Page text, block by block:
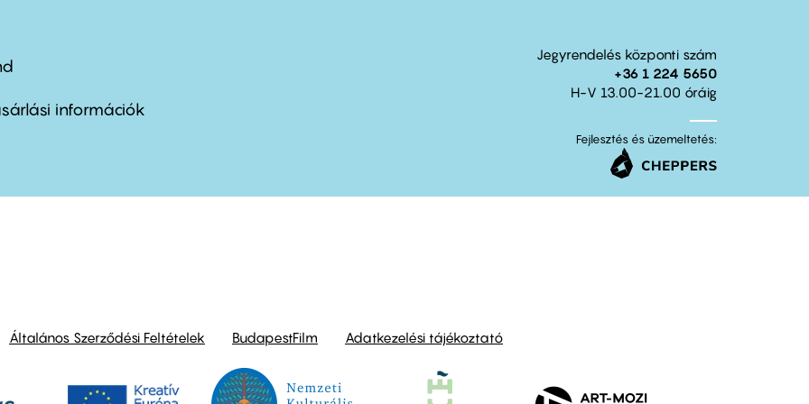
információk
Jegyrendelés központi szám
+36 1 224 5650
H-V 13.00-21.00 óráig
Fejlesztés és üzemeltetés:
Általános Szerződési Feltételek BudapestFilm Adatkezelési tájékoztató